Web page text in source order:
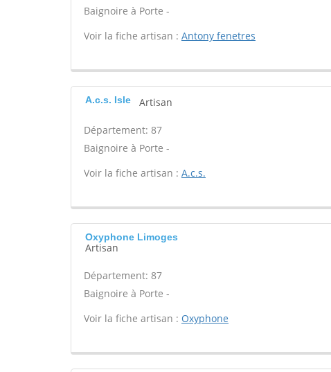
Baignoire à Porte -
Voir la fiche artisan : Antony fenetres
A.c.s. Isle Artisan
Département: 87
Baignoire à Porte -
Voir la fiche artisan : A.c.s.
Oxyphone Limoges
Artisan
Département: 87
Baignoire à Porte -
Voir la fiche artisan : Oxyphone